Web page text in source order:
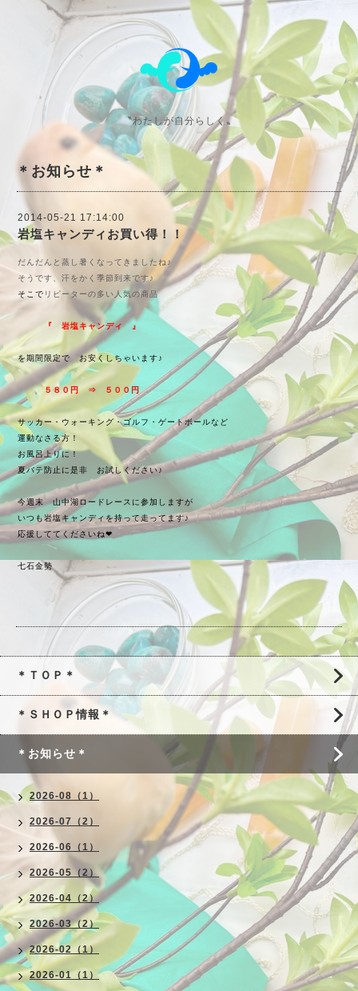
〝わたしが自分らしく〟
＊お知らせ＊
2014-05-21 17:14:00
岩塩キャンディお買い得！！
だんだんと蒸し暑くなってきましたね♪
そうです、汗をかく季節到来です♪
そ こで リピーターの多い人気の商品
『 岩塩キャンディ 』
を期間限定で お安くしちゃいます♪
５８０円 ⇒ ５００円
サッカー・ウォーキング・ゴルフ・ゲートボールなど
運動なさる方！
お風呂上りに！
夏バテ防止に是非 お試しください♪
今週末 山中湖ロードレースに参加しますが
いつも岩塩キャンディを持って走ってます♪
応援しててくださいね❤
七石金勢
＊ＴＯＰ＊
＊ＳＨＯＰ情報＊
＊お知らせ＊
2026-08（1）
2026-07（2）
2026-06（1）
2026-05（2）
2026-04（2）
2026-03（2）
2026-02（1）
2026-01（1）